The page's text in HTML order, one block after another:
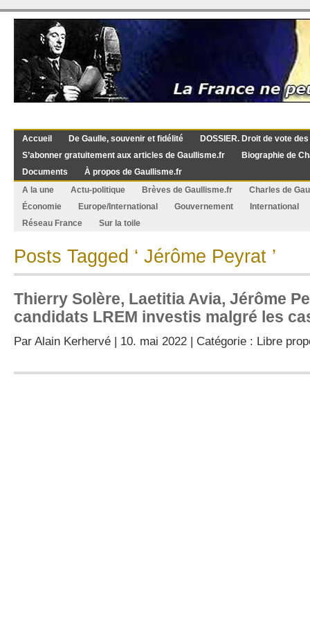
Accueil De Gaulle, souvenir et fidélité
DOSSIER. Droit de vote
S’abonner gratuitement aux articles de Gaullisme.fr
Biographie de
Documents
À propos de Gaullisme.fr
A la une
Actu-politique Brèves de Gaullisme.fr
Charles de
Économie
Europe/International Gouvernement
International
Réseau France
Sur la toile
Posts Tagged ‘ Jérôme Peyrat ’
Thierry Solère, Laetitia Avia, Jérôme
candidats LREM investis malgré les
Par Alain Kerhervé | 10. mai 2022 | Catégorie : Libre